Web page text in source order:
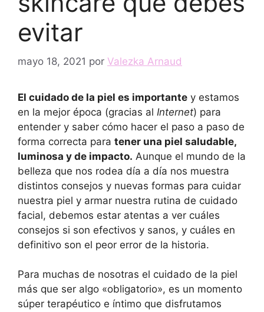
evitar
mayo 18, 2021 por Valezka Arnaud
El cuidado de la piel es importante y estamos
en la mejor época (gracias al Internet) para
entender y saber cómo hacer el paso a paso de
forma correcta para tener una piel saludable,
luminosa y de impacto. Aunque el mundo de la
belleza que nos rodea día a día nos muestra
distintos consejos y nuevas formas para cuidar
nuestra piel y armar nuestra rutina de cuidado
facial, debemos estar atentas a ver cuáles
consejos si son efectivos y sanos, y cuáles en
definitivo son el peor error de la historia.
Para muchas de nosotras el cuidado de la piel
más que ser algo «obligatorio», es un momento
súper terapéutico e íntimo que disfrutamos